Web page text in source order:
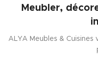
Meubler,
ALYA Meubles &